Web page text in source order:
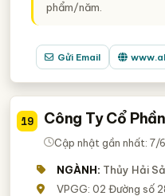
phẩm/năm.
Gửi Email
19 Công Ty Cổ
Cập nhật gần nhất: 7/
NGÀNH: Thủy Hải
VPGG: 02 Đường số